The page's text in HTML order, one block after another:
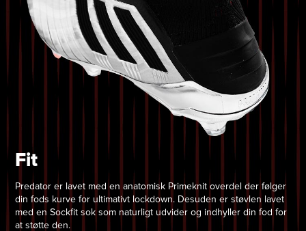
Fit
Predator er lavet med en anatomisk Primeknit overdel der følger
din fods kurve for ultimativt lockdown. Desuden er støvlen lavet
med en Sockfit sok som naturligt udvider og indhyller din fod for
at støtte den.